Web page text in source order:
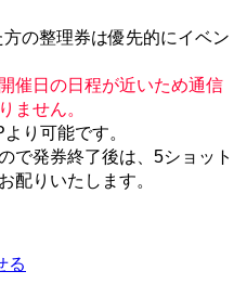
の整理券は優先的にイベン
催日の日程が近いため通信
ません。
り可能です。
で発券終了後は、5ショット
配りいたします。
る